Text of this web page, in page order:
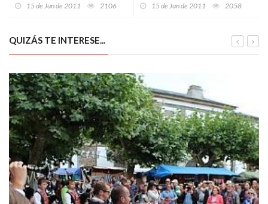
15 de Jun de 2011 2106 15 de Jun de 2011 2058
QUIZÁS TE INTERESE...